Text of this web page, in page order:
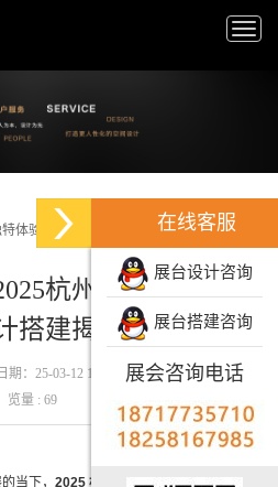
Toggle
体验：2025杭州国际汽摩配展会设计搭建
杭州国际汽摩配展
搭建揭秘
：25-03-12 16:53:43 发布者 : 瑞秀会展 | 浏
览量 : 69
当下， 2025 杭州国际汽摩配展会成为了众
在线客服
展台设计咨询
展台搭建咨询
展会咨询电话